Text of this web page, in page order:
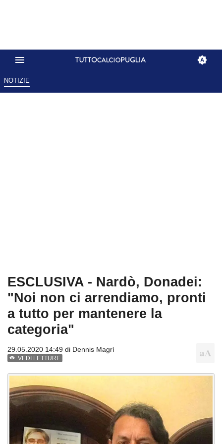
NOTIZIE
ESCLUSIVA - Nardò, Donadei:
"Noi non ci arrendiamo, pronti
a tutto per mantenere la
categoria"
29.05.2020 14:49 di Dennis Magrì
VEDI LETTURE